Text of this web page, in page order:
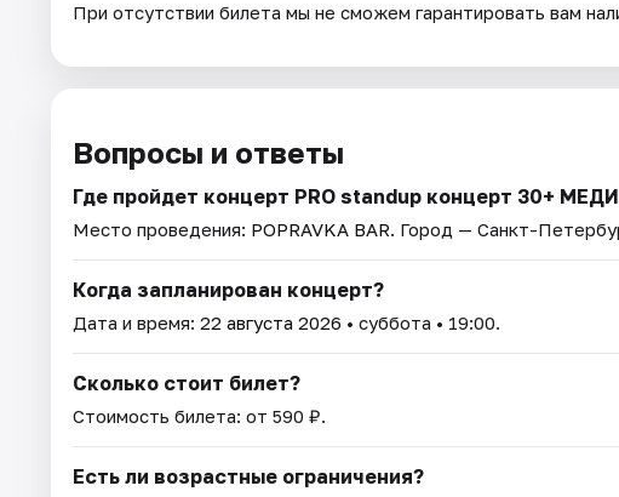
При отсутствии билета мы не сможем гарантировать вам
Вопросы и ответы
Где пройдет концерт PRO standup концерт 30+
Место проведения: POPRAVKA BAR. Город — Санкт-
Когда запланирован концерт?
Дата и время: 22 августа 2026 • суббота • 19:00.
Сколько стоит билет?
Стоимость билета: от 590 ₽.
Есть ли возрастные ограничения?